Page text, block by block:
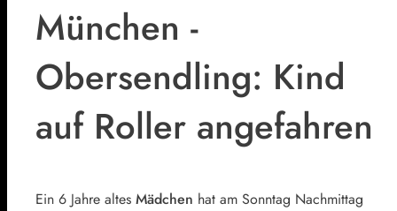
München -
Obersendling: Kind
auf Roller angefahren
Ein 6 Jahre altes Mädchen hat am Sonntag Nachmittag